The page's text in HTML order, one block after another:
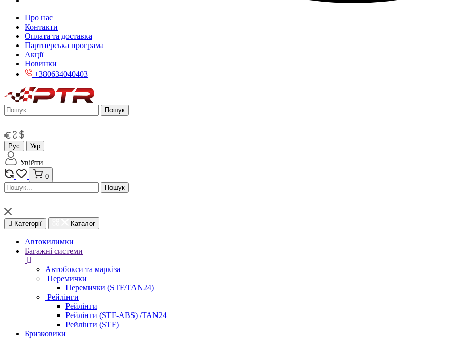
Про нас
Контакти
Оплата та доставка
Партнерська програма
Акції
Новинки
+380634040403
Пошук
Рус Укр
Увійти
0
Пошук
Категорії Каталог
Автокилимки
Багажні системи
Автобокси та маркіза
Перемички
Перемички (STF/TAN24)
Рейлінги
Рейлінги
Рейлінги (STF-ABS) /TAN24
Рейлінги (STF)
Бризковики